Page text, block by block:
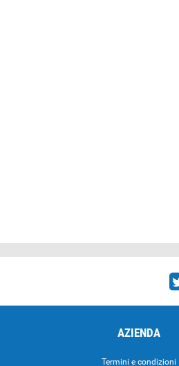
AZIENDA
Termini e condizioni